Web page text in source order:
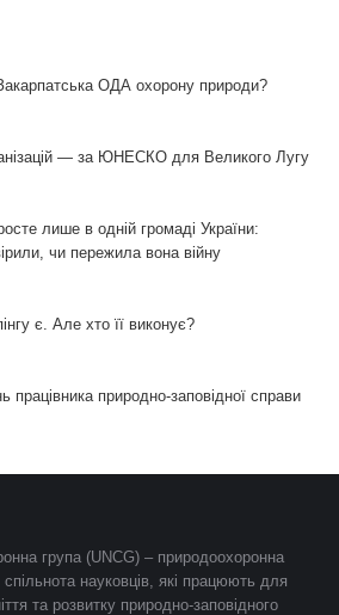
ОДА охорону природи?
— за ЮНЕСКО для Великого Лугу
лише в одній громаді України:
чи пережила вона війну
є. Але хто її виконує?
природно-заповідної справи
група (UNCG) – природоохоронна
спільнота науковців, які працюють для
та розвитку природно-заповідного